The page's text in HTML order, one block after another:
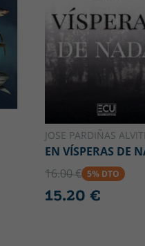
JOSE PARDIÑAS
EN VÍSPERAS DE
16.00 € 5% DTO
15.20 €